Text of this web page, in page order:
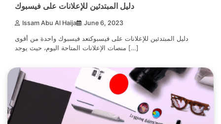
دليل المبتدئين للإعلانات على فيسبوك
Issam Abu Al Haija June 6, 2023
دليل المبتدئين للإعلانات على فيسبوكتعد فيسبوك واحدة من أقوى
منصات الإعلانات المتاحة اليوم، حيث يوجد […]